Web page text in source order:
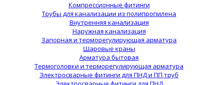
Компрессионные фитинги
Трубы для канализации из полипропилена
Внутренняя канализация
Наружная канализация
Запорная и терморегулирующая арматура
Шаровые краны
Арматура бытовая
Термоголовки и терморегулирующая арматура
Электросварные фитинги для ПНД и ПП труб